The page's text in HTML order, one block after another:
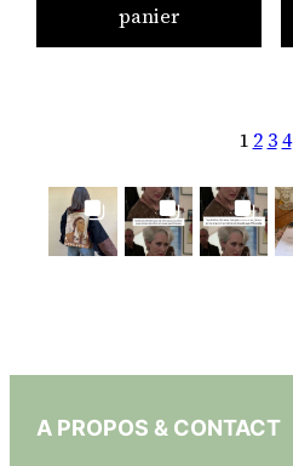
panier
1 2 3 4
A PROPOS & CONTACT